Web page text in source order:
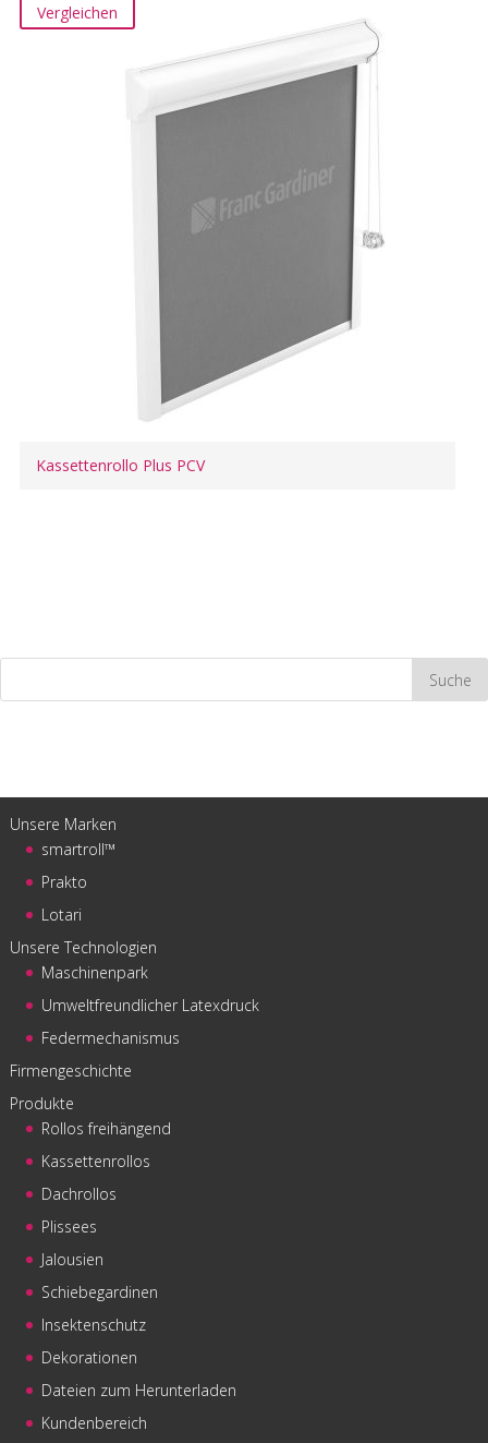
Kassettenrollo Plus PCV
Vergleichen
Unsere Marken
smartroll™
Prakto
Lotari
Unsere Technologien
Maschinenpark
Umweltfreundlicher Latexdruck
Federmechanismus
Firmengeschichte
Produkte
Rollos freihängend
Kassettenrollos
Dachrollos
Plissees
Jalousien
Schiebegardinen
Insektenschutz
Dekorationen
Dateien zum Herunterladen
Kundenbereich